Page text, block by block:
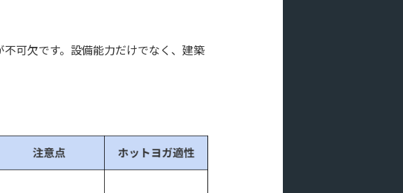
可欠です。設備能力だけでなく、建築